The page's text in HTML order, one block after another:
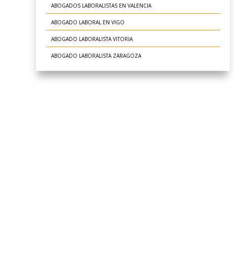
ABOGADOS LABORALISTAS EN VALENCIA
ABOGADO LABORAL EN VIGO
ABOGADO LABORALISTA VITORIA
ABOGADO LABORALISTA ZARAGOZA